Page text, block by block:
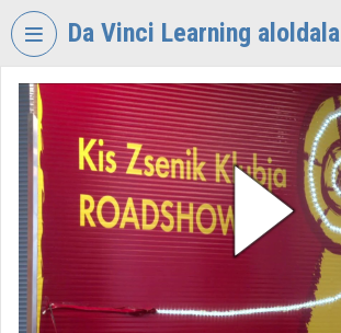
Fejléc kihagyása
Da Vinci Learning aloldala
VIDEOTORIUM
DA
VINCI
LEARNING
Intézményi kezdőlap
Bejelentkezés